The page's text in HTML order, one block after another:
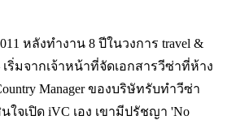
หลังทำงาน 8 ปีในวงการ travel &
เริ่มจากเจ้าหน้าที่จัดเอกสารวีซ่าที่ห้าง
Manager ของบริษัทรับทำวีซ่า
จเปิด iVC เอง เขามีปรัชญา 'No